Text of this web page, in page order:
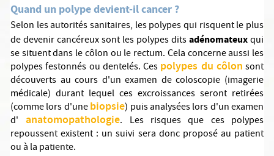
Quand un polype devient-il cancer ?
Selon les autorités sanitaires, les polypes qui risquent le plus
de devenir cancéreux sont les polypes ditsadénomateuxqui
se situent dans le côlon ou le rectum. Cela concerne aussi les
polypes festonnés ou dentelés. Ces polypes du côlon sont
découverts au cours d'un examen de coloscopie (imagerie
médicale) durant lequel ces excroissances seront retirées
(comme lors d'unebiopsie) puis analysées lors d'un examen
d' anatomopathologie. Les risques que ces polypes
repoussent existent : un suivi sera donc proposé au patient
ou à la patiente.